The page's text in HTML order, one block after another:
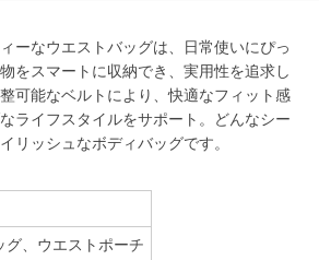
ーなウエストバッグは、日常使いにぴっ
をスマートに収納でき、実用性を追求し
可能なベルトにより、快適なフィット感
ライフスタイルをサポート。どんなシー
リッシュなボディバッグです。
グ、ウエストポーチ